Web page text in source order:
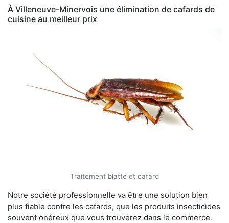
À Villeneuve-Minervois une élimination de cafards de
cuisine au meilleur prix
Traitement blatte et cafard
Notre société professionnelle va être une solution bien
plus fiable contre les cafards, que les produits insecticides
souvent onéreux que vous trouverez dans le commerce.